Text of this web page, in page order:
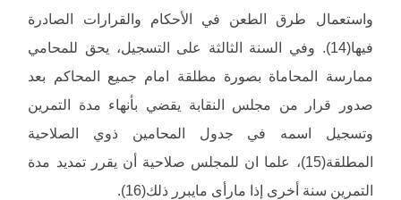
واستعمال طرق الطعن في الأحكام والقرارات الصادرة
فيها(14). وفي السنة الثالثة على التسجيل، يحق للمحامي
ممارسة المحاماة بصورة مطلقة امام جميع المحاكم بعد
صدور قرار من مجلس النقابة يقضي بأنهاء مدة التمرين
وتسجيل اسمه في جدول المحامين ذوي الصلاحية
المطلقة(15)، علما ان للمجلس صلاحية أن يقرر تمديد مدة
التمرين سنة أخرى إذا مارأى مايبرر ذلك(16).